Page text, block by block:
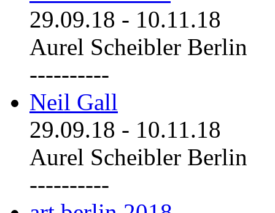
29.09.18 - 10.11.18
Aurel Scheibler Berlin
----------
Neil Gall
29.09.18 - 10.11.18
Aurel Scheibler Berlin
----------